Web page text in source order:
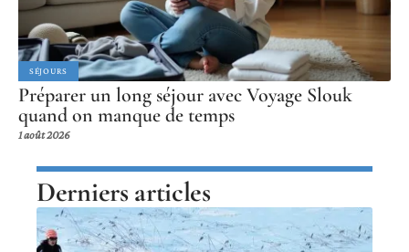
SÉJOURS
Préparer un long séjour avec Voyage Slouk
quand on manque de temps
1 août 2026
Derniers articles